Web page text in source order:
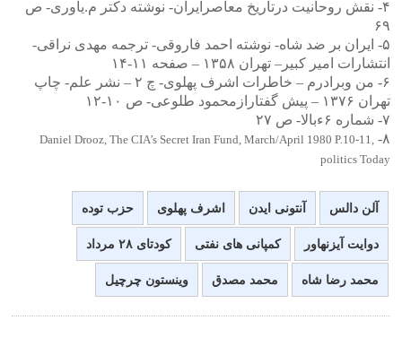
۴- نقش روحانیت درتاریخ معاصرایران- نوشته دکتر م.یاوری- ص
۶۹
۵- ایران بر ضد شاه- نوشته احمد فاروقی- ترجمه مهدی نراقی-
انتشارات امیر کبیر– تهران ۱۳۵۸ – صفحه ۱۱-۱۴
۶- من وبرادرم – خاطرات اشرف پهلوی- چ ۲ – نشر علم- چاپ
تهران ۱۳۷۶ – پیش گفتارازمحمود طلوعی- ص ۱۰-۱۲
۷- شماره ۶ءبالا- ص ۲۷
۸-
Daniel Drooz, The CIA’s Secret Iran Fund, March/April 1980 P.10-11,
politics Today
آلن دالس آنتونی ایدن اشرف پهلوی حزب توده
دوایت آیزنهاور کمپانی های نفتی کودتای ۲۸ مرداد
محمد رضا شاه محمد مصدق وینستون چرچیل